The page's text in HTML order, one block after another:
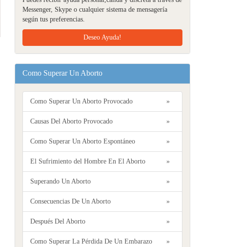
Messenger, Skype o cualquier sistema de mensagería
según tus preferencias.
Deseo Ayuda!
Como Superar Un Aborto
»
Como Superar Un Aborto Provocado
»
Causas Del Aborto Provocado
»
Como Superar Un Aborto Espontáneo
»
El Sufrimiento del Hombre En El Aborto
»
Superando Un Aborto
»
Consecuencias De Un Aborto
»
Después Del Aborto
»
Como Superar La Pérdida De Un Embarazo